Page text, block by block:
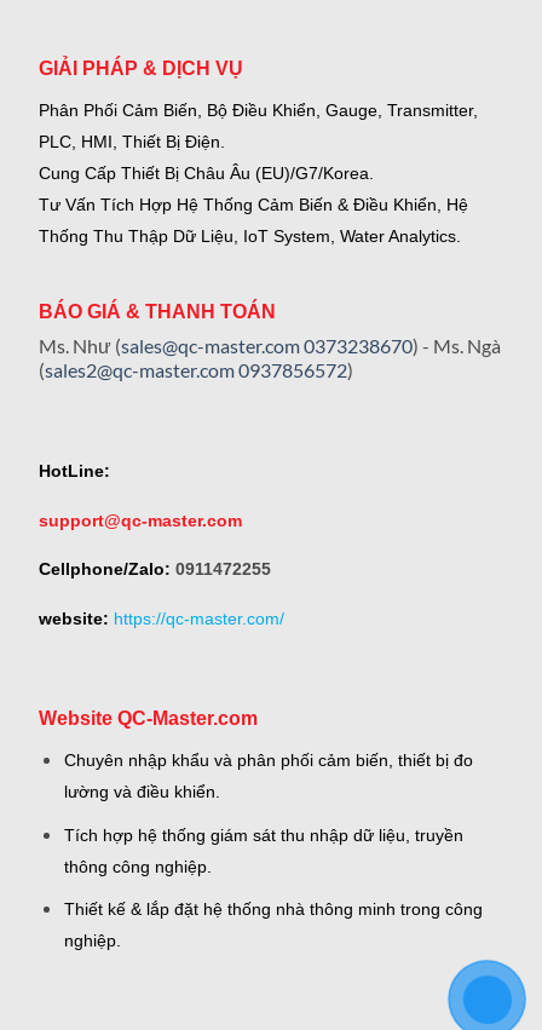
GIẢI PHÁP & DỊCH VỤ
Phân Phối Cảm Biến, Bộ Điều Khiển, Gauge, Transmitter,
PLC, HMI, Thiết Bị Điện.
Cung Cấp Thiết Bị Châu Âu (EU)/G7/Korea.
Tư Vấn Tích Hợp Hệ Thống Cảm Biến & Điều Khiển, Hệ
Thống Thu Thập Dữ Liệu, IoT System, Water Analytics.
BÁO GIÁ & THANH TOÁN
Ms. Như (sales@qc-master.com0373238670) - Ms. Ngà
(sales2@qc-master.com0937856572)
HotLine:
support@qc-master.com
Cellphone/Zalo: 0911472255
website: https://qc-master.com/
Website QC-Master.com
Chuyên nhập khẩu và phân phối cảm biến, thiết bị đo
lường và điều khiển.
Tích hợp hệ thống giám sát thu nhập dữ liệu, truyền
thông công nghiệp.
Thiết kế & lắp đặt hệ thống nhà thông minh trong công
nghiệp.